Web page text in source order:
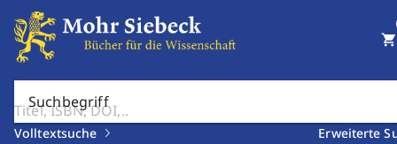
Suchbegriff
Volltextsuche Erweiterte
shopping_cart